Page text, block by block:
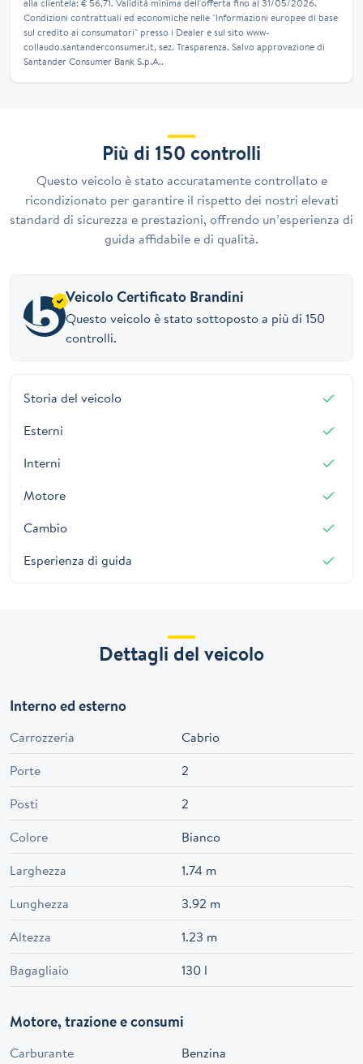
alla clientela: € 56,71. Validità minima dell'offerta fino al 31/05/2026.
Condizioni contrattuali ed economiche nelle "Informazioni europee di base
sul credito ai consumatori" presso i Dealer e sul sito www-
collaudo.santanderconsumer.it, sez. Trasparenza. Salvo approvazione di
Santander Consumer Bank S.p.A..
Più di 150 controlli
Questo veicolo è stato accuratamente controllato e
ricondizionato per garantire il rispetto dei nostri elevati
standard di sicurezza e prestazioni, offrendo un’esperienza di
guida affidabile e di qualità.
Veicolo Certificato Brandini
Questo veicolo è stato sottoposto a più di 150
controlli.
Storia del veicolo
Esterni
Interni
Motore
Cambio
Esperienza di guida
Dettagli del veicolo
Interno ed esterno
Carrozzeria
Cabrio
Porte
2
Posti
2
Colore
Bianco
Larghezza
1.74 m
Lunghezza
3.92 m
Altezza
1.23 m
Bagagliaio
130 l
Motore, trazione e consumi
Carburante Benzina